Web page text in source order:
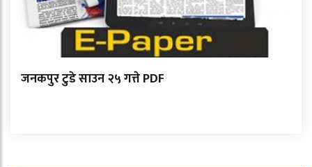
जनकपुर टुडे साउन २५ गत्ते PDF